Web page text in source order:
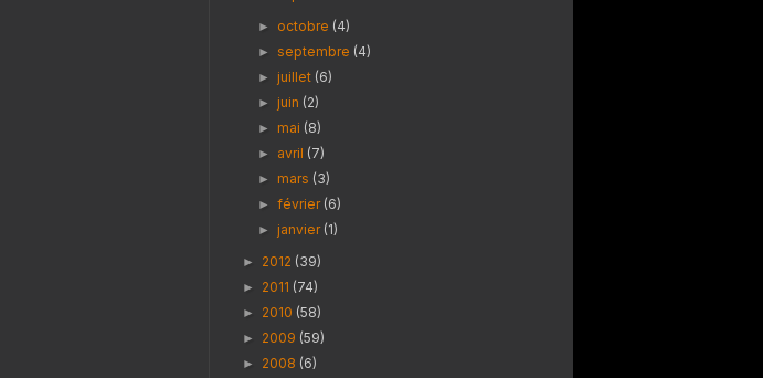
► octobre (4)
► septembre (4)
► juillet (6)
► juin (2)
► mai (8)
► avril (7)
► mars (3)
►février (6)
► janvier (1)
► 2012 (39)
► 2011 (74)
► 2010 (58)
► 2009 (59)
► 2008 (6)